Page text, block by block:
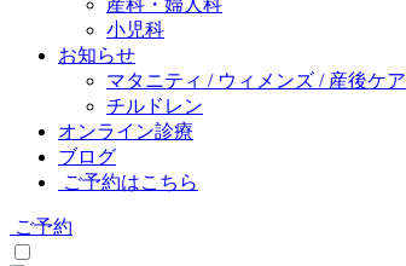
産科・婦人科
小児科
お知らせ
マタニティ / ウィメンズ / 産後ケア
チルドレン
オンライン診療
ブログ
ご予約はこちら
ご予約